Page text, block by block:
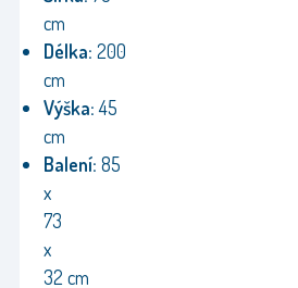
cm
Délka: 200
cm
Výška:45
cm
Balení: 85
x
73
x
32 cm